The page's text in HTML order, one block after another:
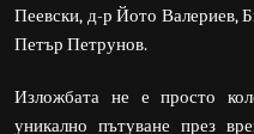
Пеевски, д-р Йото Валериев,
Петър Петрунов.
Изложбата не е просто
уникално пътуване през